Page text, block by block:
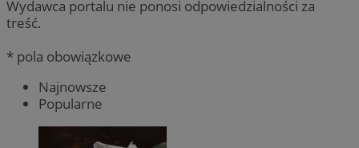
Wydawca portalu nie ponosi odpowiedzialności za
treść.
* pola obowiązkowe
Najnowsze
Popularne